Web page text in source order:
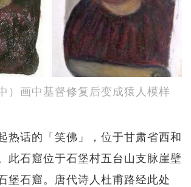
）画中基督修复后变成猿人模样
热话的「笑佛」，位于甘肃省西和
此石窟位于石堡村五台山支脉崖壁
堡石窟。唐代诗人杜甫路经此处